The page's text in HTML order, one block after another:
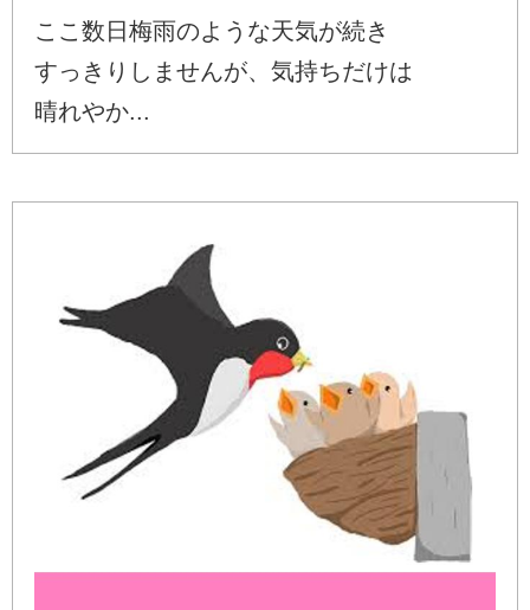
ここ数日梅雨のような天気が続き
すっきりしませんが、気持ちだけは
晴れやか...